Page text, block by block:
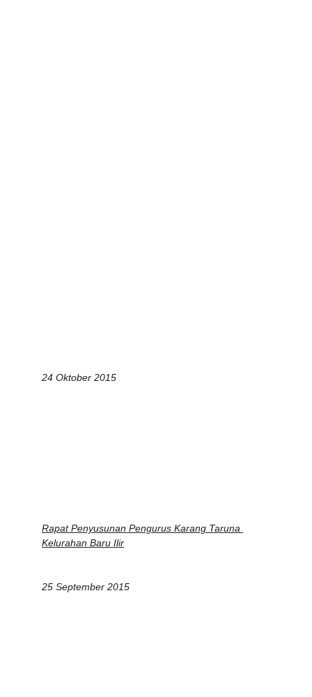
24 Oktober 2015
Rapat Penyusunan Pengurus Karang Taruna
Kelurahan Baru Ilir
25 September 2015